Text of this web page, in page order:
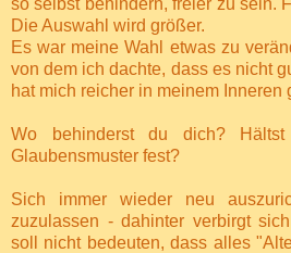
Die Auswahl wird größer.
Es war meine Wahl etwas zu
von dem ich dachte, dass es nicht
hat mich reicher in meinem Inneren
Wo behinderst du dich?
Glaubensmuster fest?
Sich immer wieder neu
zuzulassen - dahinter verbirgt
soll nicht bedeuten, dass alles